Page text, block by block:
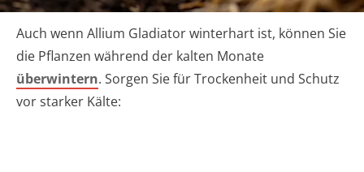
Auch wenn Allium Gladiator winterhart ist, können Sie
die Pflanzen während der kalten Monate
überwintern. Sorgen Sie für Trockenheit und Schutz
vor starker Kälte: